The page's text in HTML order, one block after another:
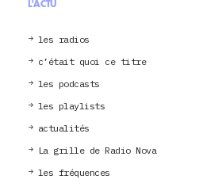
L'ACTU
les radios
c’était quoi ce titre
les podcasts
les playlists
actualités
La grille de Radio Nova
les fréquences